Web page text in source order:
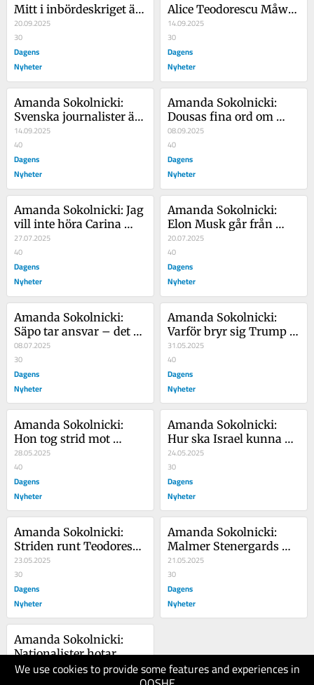
We use cookies to provide some features and experiences in
Mitt i inbördeskriget är
alla eniga om en sak –
Sverige är inte redo
20.09.2025
30
Dagens
Nyheter
Alice Teodorescu Måwes
ord ger mig kalla kårar
14.09.2025
30
Dagens
Nyheter
Amanda Sokolnicki:
Svenska journalister är
pinsamma när de
trånar efter Alexander
Stubb
14.09.2025
40
Dagens
Nyheter
Amanda Sokolnicki:
Dousas fina ord om
svenskhet är så cyniska
att klockorna stannar
08.09.2025
40
Dagens
Nyheter
Amanda Sokolnicki: Jag
vill inte höra Carina
Berg prata om sin
fotbollsman
27.07.2025
40
Dagens
Nyheter
Amanda Sokolnicki:
Elon Musk går från
hjälte till loser –
Netanyahu kan stå näst
på tur
20.07.2025
40
Dagens
Nyheter
Amanda Sokolnicki:
Säpo tar ansvar – det är
långt mer än
Kristersson gjort
08.07.2025
30
Dagens
Nyheter
Amanda Sokolnicki:
Varför bryr sig Trump
om hur många dockor
småflickor har?
31.05.2025
40
Dagens
Nyheter
Amanda Sokolnicki:
Hon tog strid mot
Kultursverige – sedan
slog det slint
28.05.2025
40
Dagens
Nyheter
Amanda Sokolnicki:
Hur ska Israel kunna
försvara sig i en
domstol i Haag?
24.05.2025
30
Dagens
Nyheter
Amanda Sokolnicki:
Striden runt Teodorescu
Måwe handlar
egentligen om något
större
23.05.2025
30
Dagens
Nyheter
Amanda Sokolnicki:
Malmer Stenergards
karriär har handlat om
att slippa det här
ögonblicket
21.05.2025
30
Dagens
Nyheter
Amanda Sokolnicki:
Nationalister hotar
Europa – men i Sverige
17.05.2025